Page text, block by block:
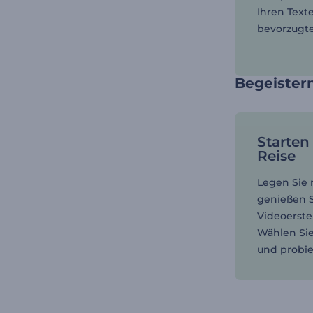
Ihren
Reise
Legen Sie
genießen
Wählen
und